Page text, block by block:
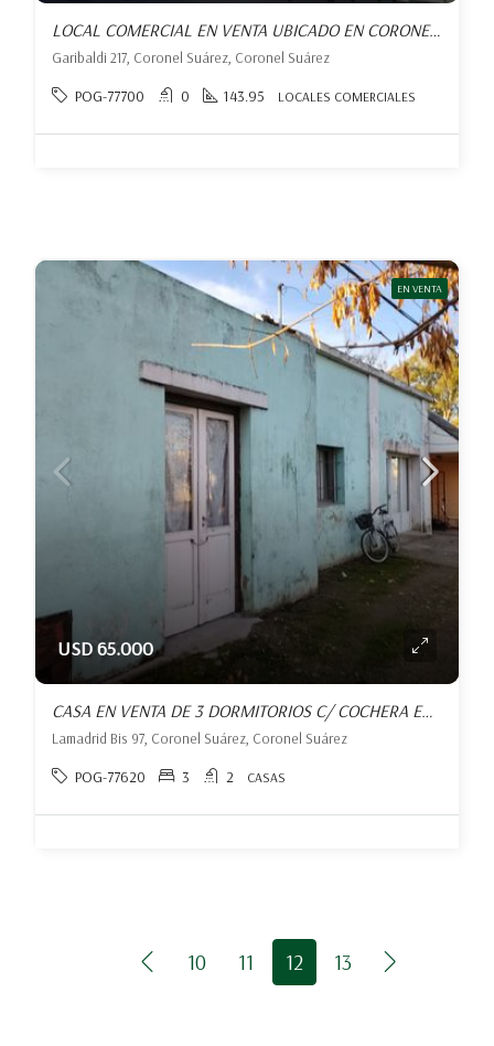
LOCAL COMERCIAL EN VENTA UBICADO EN CORONEL SUÁREZ
Garibaldi 217, Coronel Suárez, Coronel Suárez
POG-77700 0 143.95 LOCALES COMERCIALES
EN VENTA
USD 65.000
CASA EN VENTA DE 3 DORMITORIOS C/ COCHERA EN CORONEL SUÁREZ
Lamadrid Bis 97, Coronel Suárez, Coronel Suárez
POG-77620 3 2 CASAS
10 11 12 13